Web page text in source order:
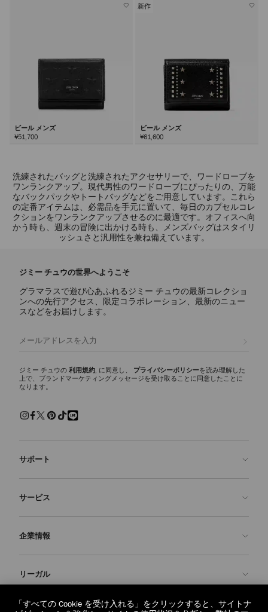
ビール メンズ
¥51,700
新作
ビール メンズ
¥61,600
洗練されたバッグと洗練されたアクセサリーで、ワードローブを
ワンランクアップ。現代男性のワードローブにぴったりの、万能
なバックパックやトートバッグなどをご用意しています。これら
の定番アイテムは、必需品を手元に置いて、毎日のカプセルコレ
クションをワンランクアップさせるのに最適です。オフィスへ向
かう時も、週末の冒険に出かける時も、メンズバッグはスタイリ
ッシュさと汎用性を兼ね備えています。
ジミー チュウの世界へようこそ
グラマラスで遊び心あふれるジミー チュウの最新コレクショ
ンへの先行アクセス、限定コラボレーション、最新のニュー
スなどをお届けします。
ジミー チュウの 利用規約, に同意し、 プライバシーポリシーを読み理解した
上で、ブランドマーケティングメッセージを受け取ることに同意したことに
なります。
サポート
よくあるご質問
返品を申請
配送
交換・返品
サービス
Made-to-Order
保証
企業情報
ブランドの歴史
JC World
リーガル
プライバシーポリシー
「すべての Cookie を受け入れる」をクリックすると、サイトナ